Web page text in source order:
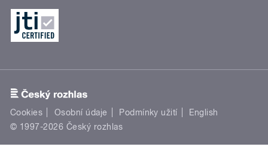
Cookies Osobní údaje Podmínky užití
English
© 1997-2026 Český rozhlas